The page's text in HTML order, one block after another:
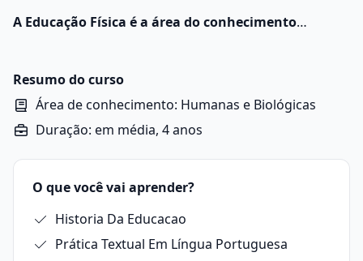
A Educação Física é a área do conhecimento
compreensão científica do funcionamento do corpo, a
aprendizagem de habilidades motoras e a promoção
de experiências corporais que contribuem para o
desenvolvimento integral do indivíduo.
Resumo do curso
Área de conhecimento: Humanas e Biológicas
Duração: em média, 4 anos
O que você vai aprender?
Historia Da Educacao
Prática Textual Em Língua Portuguesa